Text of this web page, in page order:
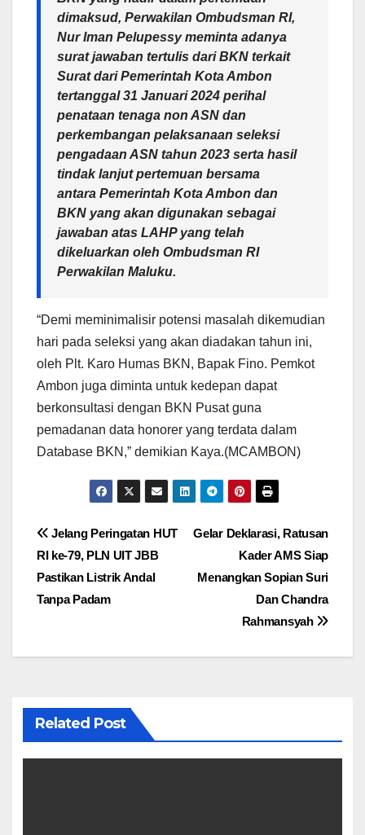
dimaksud, Perwakilan Ombudsman RI,
Nur Iman Pelupessy meminta adanya
surat jawaban tertulis dari BKN terkait
Surat dari Pemerintah Kota Ambon
tertanggal 31 Januari 2024 perihal
penataan tenaga non ASN dan
perkembangan pelaksanaan seleksi
pengadaan ASN tahun 2023 serta hasil
tindak lanjut pertemuan bersama
antara Pemerintah Kota Ambon dan
BKN yang akan digunakan sebagai
jawaban atas LAHP yang telah
dikeluarkan oleh Ombudsman RI
Perwakilan Maluku.
“Demi meminimalisir potensi masalah dikemudian
hari pada seleksi yang akan diadakan tahun ini,
oleh Plt. Karo Humas BKN, Bapak Fino. Pemkot
Ambon juga diminta untuk kedepan dapat
berkonsultasi dengan BKN Pusat guna
pemadanan data honorer yang terdata dalam
Database BKN,” demikian Kaya.(MCAMBON)
Navigasi
pos
Gelar Deklarasi, Ratusan
Kader AMS Siap
Menangkan Sopian Suri
Dan Chandra
Rahmansyah
Jelang Peringatan HUT
RI ke-79, PLN UIT JBB
Pastikan Listrik Andal
Tanpa Padam
Related Post